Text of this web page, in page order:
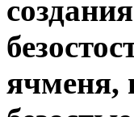
ячменя,